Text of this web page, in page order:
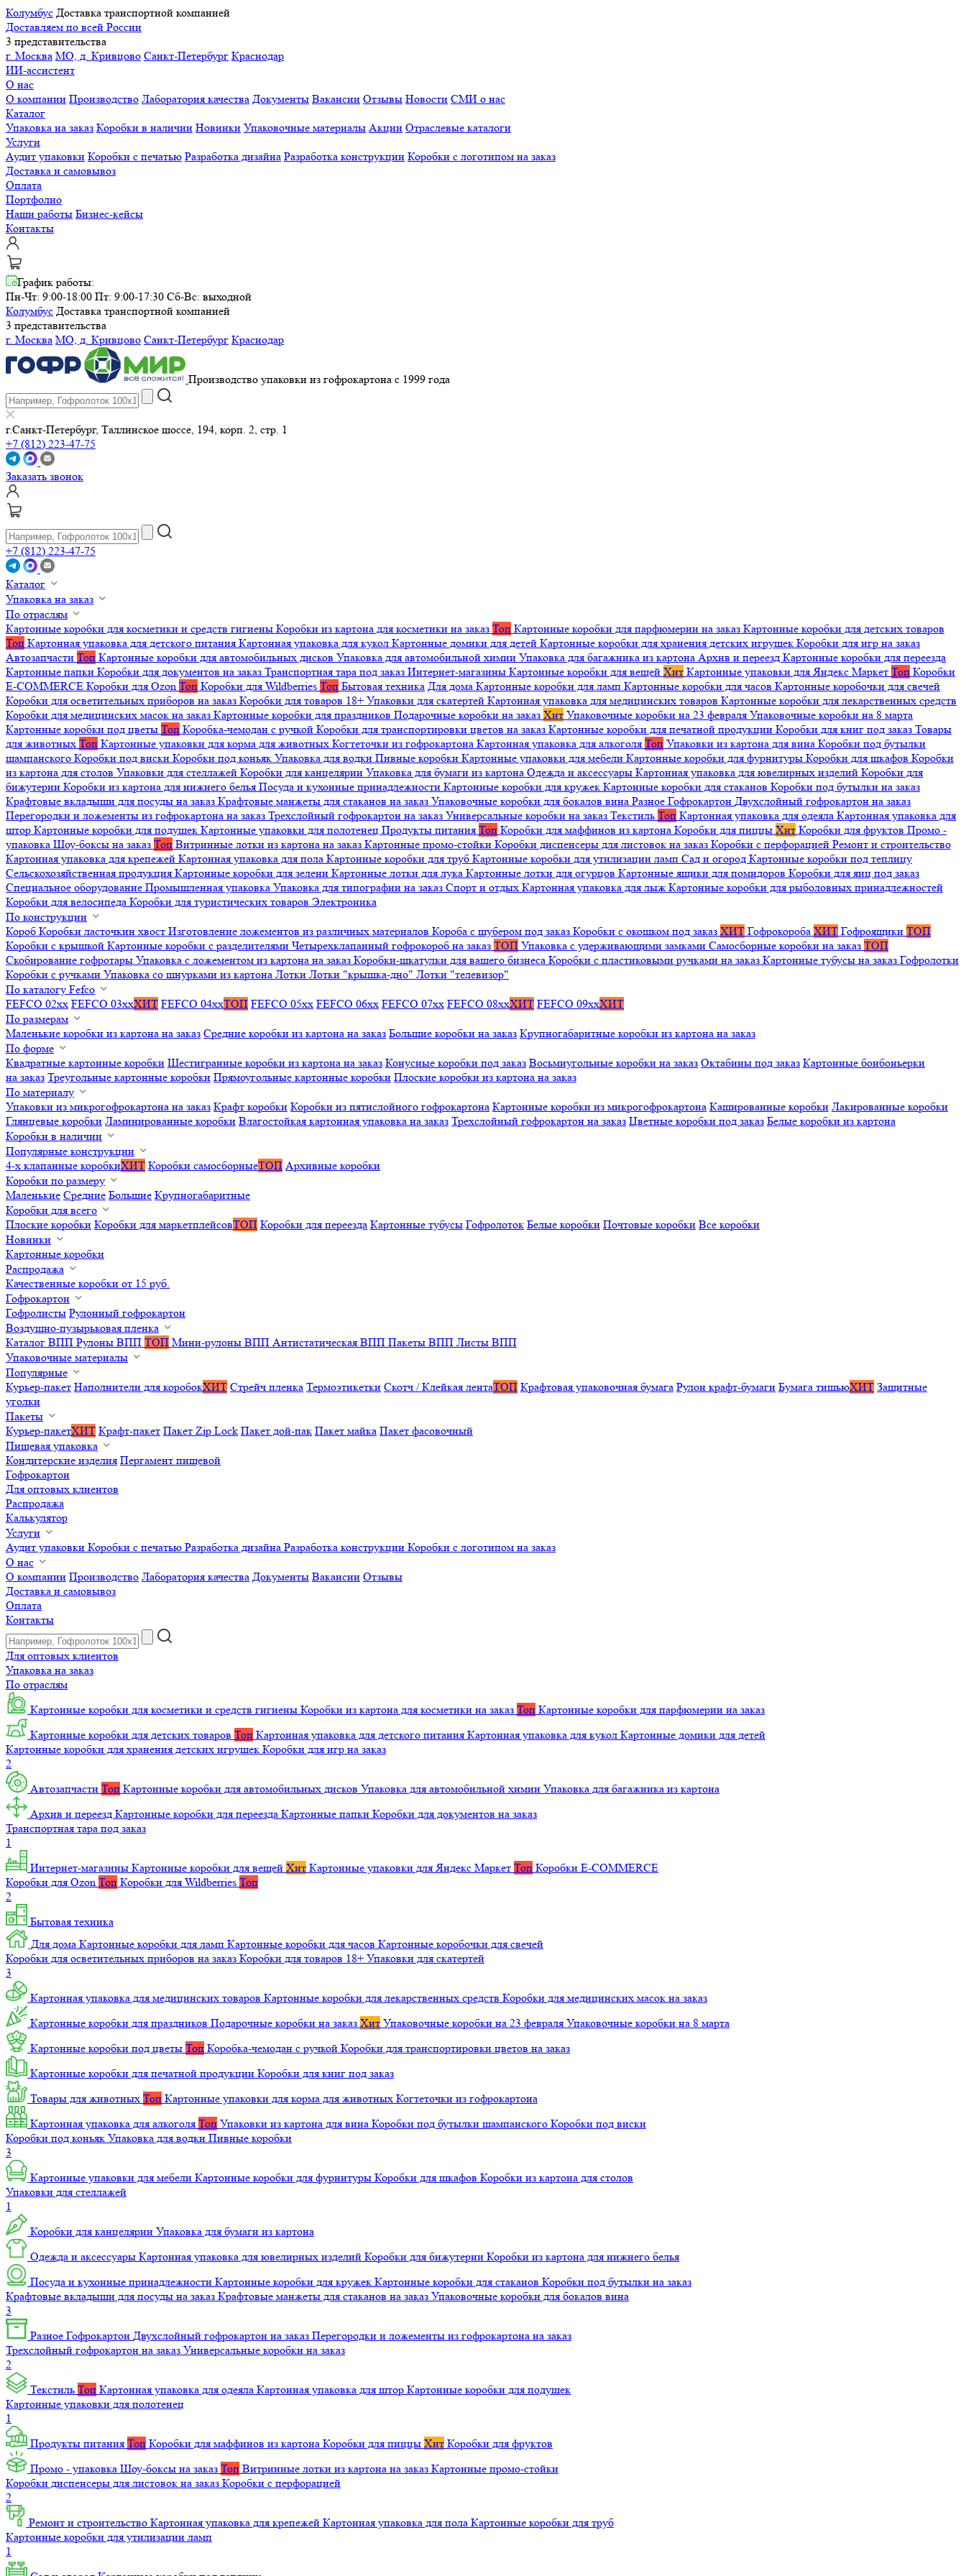
Колумбус Доставка транспортной компанией
Доставляем по всей России
3 представительства
г. Москва МО, д. Кривцово Санкт-Петербург Краснодар
ИИ-ассистент
О нас
О компании Производство Лаборатория качества Документы Вакансии Отзывы Новости СМИ о нас
Каталог
Упаковка на заказ Коробки в наличии Новинки Упаковочные материалы Акции Отраслевые каталоги
Услуги
Аудит упаковки Коробки с печатью Разработка дизайна Разработка конструкции Коробки с логотипом на заказ
Доставка и самовывоз
Оплата
Портфолио
Наши работы Бизнес-кейсы
Контакты
График работы:
Пн-Чт: 9:00-18:00 Пт: 9:00-17:30 Сб-Вс: выходной
Колумбус Доставка транспортной компанией
3 представительства
г. Москва МО, д. Кривцово Санкт-Петербург Краснодар
Производство упаковки из гофрокартона с 1999 года
г.Санкт-Петербург, Таллинское шоссе, 194, корп. 2, стр. 1
+7 (812) 223-47-75
Заказать звонок
+7 (812) 223-47-75
Каталог
Упаковка на заказ
По отраслям
Картонные коробки для косметики и средств гигиены Коробки из картона для косметики на заказ Топ Картонные коробки для парфюмерии на заказ Картонные коробки для детских товаров
Топ Картонная упаковка для детского питания Картонная упаковка для кукол Картонные домики для детей Картонные коробки для хранения детских игрушек Коробки для игр на заказ
Автозапчасти Топ Картонные коробки для автомобильных дисков Упаковка для автомобильной химии Упаковка для багажника из картона Архив и переезд Картонные коробки для переезда
Картонные папки Коробки для документов на заказ Транспортная тара под заказ Интернет-магазины Картонные коробки для вещей Хит Картонные упаковки для Яндекс Маркет Топ Коробки
E-COMMERCE Коробки для Ozon Топ Коробки для Wildberries Топ Бытовая техника Для дома Картонные коробки для ламп Картонные коробки для часов Картонные коробочки для свечей
Коробки для осветительных приборов на заказ Коробки для товаров 18+ Упаковки для скатертей Картонная упаковка для медицинских товаров Картонные коробки для лекарственных средств
Коробки для медицинских масок на заказ Картонные коробки для праздников Подарочные коробки на заказ Хит Упаковочные коробки на 23 февраля Упаковочные коробки на 8 марта
Картонные коробки под цветы Топ Коробка-чемодан с ручкой Коробки для транспортировки цветов на заказ Картонные коробки для печатной продукции Коробки для книг под заказ Товары
для животных Топ Картонные упаковки для корма для животных Когтеточки из гофрокартона Картонная упаковка для алкоголя Топ Упаковки из картона для вина Коробки под бутылки
шампанского Коробки под виски Коробки под коньяк Упаковка для водки Пивные коробки Картонные упаковки для мебели Картонные коробки для фурнитуры Коробки для шкафов Коробки
из картона для столов Упаковки для стеллажей Коробки для канцелярии Упаковка для бумаги из картона Одежда и аксессуары Картонная упаковка для ювелирных изделий Коробки для
бижутерии Коробки из картона для нижнего белья Посуда и кухонные принадлежности Картонные коробки для кружек Картонные коробки для стаканов Коробки под бутылки на заказ
Крафтовые вкладыши для посуды на заказ Крафтовые манжеты для стаканов на заказ Упаковочные коробки для бокалов вина Разное Гофрокартон Двухслойный гофрокартон на заказ
Перегородки и ложементы из гофрокартона на заказ Трехслойный гофрокартон на заказ Универсальные коробки на заказ Текстиль Топ Картонная упаковка для одеяла Картонная упаковка для
штор Картонные коробки для подушек Картонные упаковки для полотенец Продукты питания Топ Коробки для маффинов из картона Коробки для пиццы Хит Коробки для фруктов Промо -
упаковка Шоу-боксы на заказ Топ Витринные лотки из картона на заказ Картонные промо-стойки Коробки диспенсеры для листовок на заказ Коробки с перфорацией Ремонт и строительство
Картонная упаковка для крепежей Картонная упаковка для пола Картонные коробки для труб Картонные коробки для утилизации ламп Сад и огород Картонные коробки под теплицу
Сельскохозяйственная продукция Картонные коробки для зелени Картонные лотки для лука Картонные лотки для огурцов Картонные ящики для помидоров Коробки для яиц под заказ
Специальное оборудование Промышленная упаковка Упаковка для типографии на заказ Спорт и отдых Картонная упаковка для лыж Картонные коробки для рыболовных принадлежностей
Коробки для велосипеда Коробки для туристических товаров Электроника
По конструкции
Короб Коробки ласточкин хвост Изготовление ложементов из различных материалов Короба с шубером под заказ Коробки с окошком под заказ ХИТ Гофрокороба ХИТ Гофроящики ТОП
Коробки с крышкой Картонные коробки с разделителями Четырехклапанный гофрокороб на заказ ТОП Упаковка с удерживающими замками Самосборные коробки на заказ ТОП
Скобирование гофротары Упаковка с ложементом из картона на заказ Коробки-шкатулки для вашего бизнеса Коробки с пластиковыми ручками на заказ Картонные тубусы на заказ Гофролотки
Коробки с ручками Упаковка со шнурками из картона Лотки Лотки "крышка-дно" Лотки "телевизор"
По каталогу Fefco
FEFCO 02xx FEFCO 03xxХИТ FEFCO 04xxТОП FEFCO 05xx FEFCO 06xx FEFCO 07xx FEFCO 08xxХИТ FEFCO 09xxХИТ
По размерам
Маленькие коробки из картона на заказ Средние коробки из картона на заказ Большие коробки на заказ Крупногабаритные коробки из картона на заказ
По форме
Квадратные картонные коробки Шестигранные коробки из картона на заказ Конусные коробки под заказ Восьмиугольные коробки на заказ Октабины под заказ Картонные бонбоньерки
на заказ Треугольные картонные коробки Прямоугольные картонные коробки Плоские коробки из картона на заказ
По материалу
Упаковки из микрогофрокартона на заказ Крафт коробки Коробки из пятислойного гофрокартона Картонные коробки из микрогофрокартона Кашированные коробки Лакированные коробки
Глянцевые коробки Ламинированные коробки Влагостойкая картонная упаковка на заказ Трехслойный гофрокартон на заказ Цветные коробки под заказ Белые коробки из картона
Коробки в наличии
Популярные конструкции
4-х клапанные коробкиХИТ Коробки самосборныеТОП Архивные коробки
Коробки по размеру
Маленькие Средние Большие Крупногабаритные
Коробки для всего
Плоские коробки Коробки для маркетплейсовТОП Коробки для переезда Картонные тубусы Гофролоток Белые коробки Почтовые коробки Все коробки
Новинки
Картонные коробки
Распродажа
Качественные коробки от 15 руб.
Гофрокартон
Гофролисты Рулонный гофрокартон
Воздушно-пузырьковая пленка
Каталог ВПП Рулоны ВПП ТОП Мини-рулоны ВПП Антистатическая ВПП Пакеты ВПП Листы ВПП
Упаковочные материалы
Популярные
Курьер-пакет Наполнители для коробокХИТ Стрейч пленка Термоэтикетки Скотч / Клейкая лентаТОП Крафтовая упаковочная бумага Рулон крафт-бумаги Бумага тишьюХИТ Защитные
уголки
Пакеты
Курьер-пакетХИТ Крафт-пакет Пакет Zip Lock Пакет дой-пак Пакет майка Пакет фасовочный
Пищевая упаковка
Кондитерские изделия Пергамент пищевой
Гофрокартон
Для оптовых клиентов
Распродажа
Калькулятор
Услуги
Аудит упаковки Коробки с печатью Разработка дизайна Разработка конструкции Коробки с логотипом на заказ
О нас
О компании Производство Лаборатория качества Документы Вакансии Отзывы
Доставка и самовывоз
Оплата
Контакты
Для оптовых клиентов
Упаковка на заказ
По отраслям
Картонные коробки для косметики и средств гигиены Коробки из картона для косметики на заказ Топ Картонные коробки для парфюмерии на заказ
Картонные коробки для детских товаров Топ Картонная упаковка для детского питания Картонная упаковка для кукол Картонные домики для детей
Картонные коробки для хранения детских игрушек Коробки для игр на заказ
2
Автозапчасти Топ Картонные коробки для автомобильных дисков Упаковка для автомобильной химии Упаковка для багажника из картона
Архив и переезд Картонные коробки для переезда Картонные папки Коробки для документов на заказ
Транспортная тара под заказ
1
Интернет-магазины Картонные коробки для вещей Хит Картонные упаковки для Яндекс Маркет Топ Коробки E-COMMERCE
Коробки для Ozon Топ Коробки для Wildberries Топ
2
Бытовая техника
Для дома Картонные коробки для ламп Картонные коробки для часов Картонные коробочки для свечей
Коробки для осветительных приборов на заказ Коробки для товаров 18+ Упаковки для скатертей
3
Картонная упаковка для медицинских товаров Картонные коробки для лекарственных средств Коробки для медицинских масок на заказ
Картонные коробки для праздников Подарочные коробки на заказ Хит Упаковочные коробки на 23 февраля Упаковочные коробки на 8 марта
Картонные коробки под цветы Топ Коробка-чемодан с ручкой Коробки для транспортировки цветов на заказ
Картонные коробки для печатной продукции Коробки для книг под заказ
Товары для животных Топ Картонные упаковки для корма для животных Когтеточки из гофрокартона
Картонная упаковка для алкоголя Топ Упаковки из картона для вина Коробки под бутылки шампанского Коробки под виски
Коробки под коньяк Упаковка для водки Пивные коробки
3
Картонные упаковки для мебели Картонные коробки для фурнитуры Коробки для шкафов Коробки из картона для столов
Упаковки для стеллажей
1
Коробки для канцелярии Упаковка для бумаги из картона
Одежда и аксессуары Картонная упаковка для ювелирных изделий Коробки для бижутерии Коробки из картона для нижнего белья
Посуда и кухонные принадлежности Картонные коробки для кружек Картонные коробки для стаканов Коробки под бутылки на заказ
Крафтовые вкладыши для посуды на заказ Крафтовые манжеты для стаканов на заказ Упаковочные коробки для бокалов вина
3
Разное Гофрокартон Двухслойный гофрокартон на заказ Перегородки и ложементы из гофрокартона на заказ
Трехслойный гофрокартон на заказ Универсальные коробки на заказ
2
Текстиль Топ Картонная упаковка для одеяла Картонная упаковка для штор Картонные коробки для подушек
Картонные упаковки для полотенец
1
Продукты питания Топ Коробки для маффинов из картона Коробки для пиццы Хит Коробки для фруктов
Промо - упаковка Шоу-боксы на заказ Топ Витринные лотки из картона на заказ Картонные промо-стойки
Коробки диспенсеры для листовок на заказ Коробки с перфорацией
2
Ремонт и строительство Картонная упаковка для крепежей Картонная упаковка для пола Картонные коробки для труб
Картонные коробки для утилизации ламп
1